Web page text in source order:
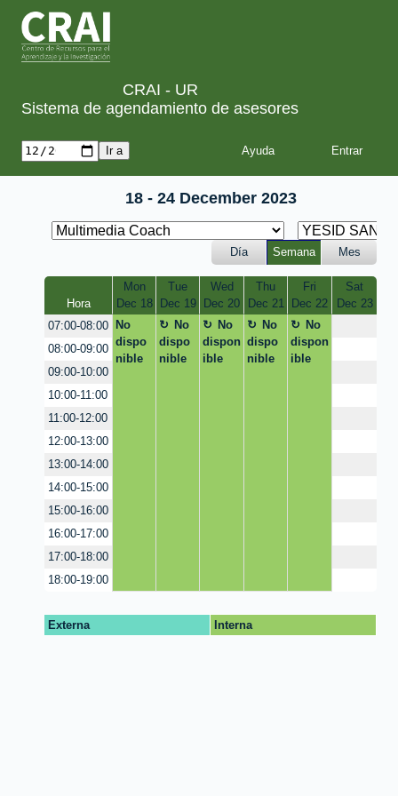
CRAI - UR
Sistema de agendamiento de asesores
Ayuda
18 - 24 December 2023
Día Semana Mes
Hora
Mon
Dec 18
Tue
Dec 19
Wed
Dec 20
Thu
Dec 21
Fri
Dec 22
Sat
Dec 23
07:00-08:00
No
dispo
nible
No
dispo
nible
No
dispon
ible
No
dispo
nible
No
dispon
ible
08:00-09:00
09:00-10:00
10:00-11:00
11:00-12:00
12:00-13:00
13:00-14:00
14:00-15:00
15:00-16:00
16:00-17:00
17:00-18:00
18:00-19:00
Externa Interna